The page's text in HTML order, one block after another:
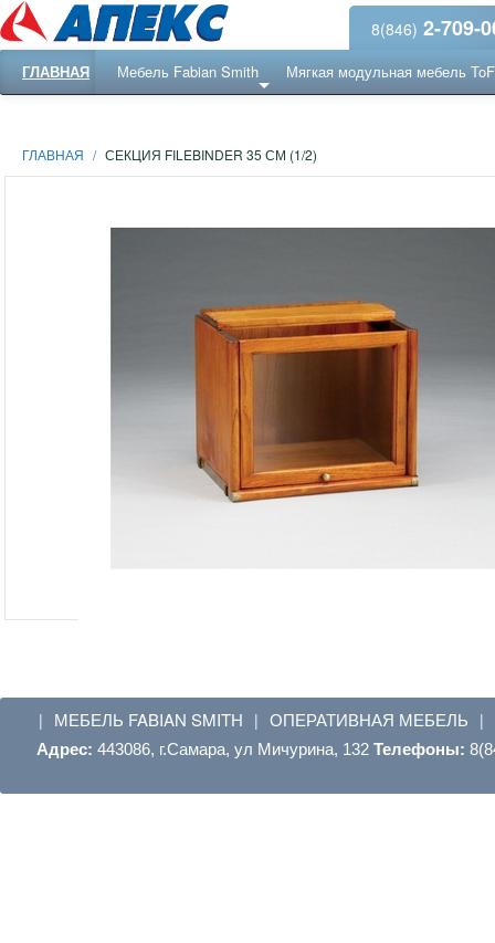
8(846) 2-709-
ГЛАВНАЯ Мебель Fabian Smith Мягкая модульная мебель
ГЛАВНАЯ / СЕКЦИЯ FILEBINDER 35 СМ (1/2)
| МЕБЕЛЬ FABIAN SMITH | ОПЕРАТИВНАЯ МЕБЕЛЬ |
Адрес: 443086, г.Самара, ул Мичурина, 132 Телефоны: